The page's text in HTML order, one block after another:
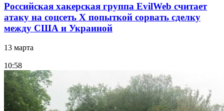
Российская хакерская группа EvilWeb считает
атаку на соцсеть Х попыткой сорвать сделку
между США и Украиной
13 марта
10:58